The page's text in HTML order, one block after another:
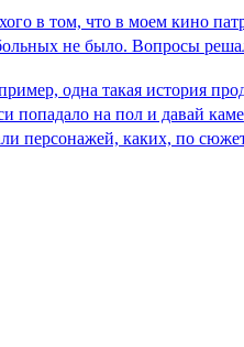
в том, что в моем кино
не было. Вопросы
одна такая история
на пол и давай
персонажей, каких, по